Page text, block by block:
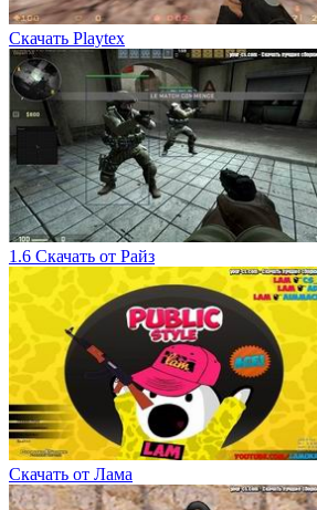
Скачать Playtex
1.6 Скачать от Райз
Скачать от Лама